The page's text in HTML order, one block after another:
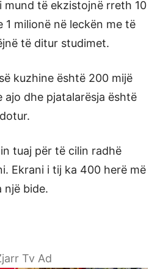
mund të ekzistojnë rreth 10
1 milionë në leckën me të
të ditur studimet.
kuzhine është 200 mijë
ajo dhe pjatalarësja është
tuaj për të cilin radhë
Ekrani i tij ka 400 herë më
një bide.
Tv Ad